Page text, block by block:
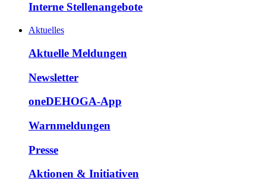
Interne Stellenangebote
Aktuelles
Aktuelle Meldungen
Newsletter
oneDEHOGA-App
Warnmeldungen
Presse
Aktionen & Initiativen